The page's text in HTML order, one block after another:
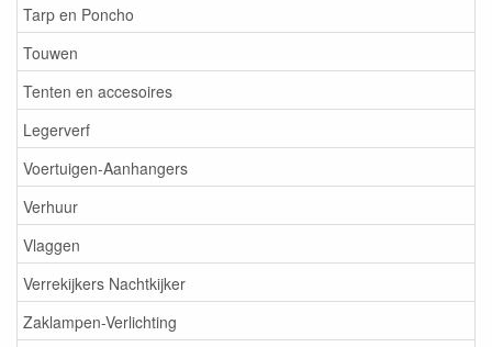
Tarp en Poncho
Touwen
Tenten en accesoires
Legerverf
Voertuigen-Aanhangers
Verhuur
Vlaggen
Verrekijkers Nachtkijker
Zaklampen-Verlichting